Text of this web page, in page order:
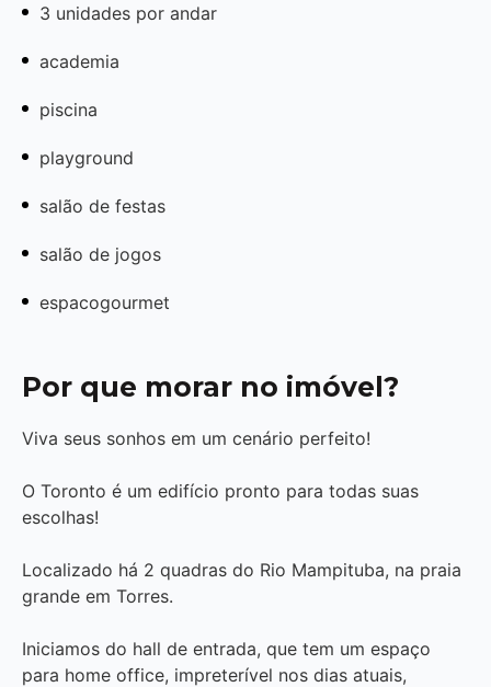
3 unidades por andar
academia
piscina
playground
salão de festas
salão de jogos
espacogourmet
Por que morar no imóvel?
Viva seus sonhos em um cenário perfeito!
O Toronto é um edifício pronto para todas suas
escolhas!
Localizado há 2 quadras do Rio Mampituba, na praia
grande em Torres.
Iniciamos do hall de entrada, que tem um espaço
para home office, impreterível nos dias atuais,